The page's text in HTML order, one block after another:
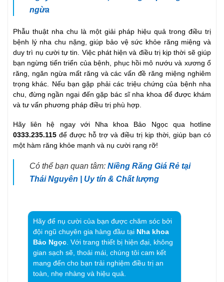
ngừa
Phẫu thuật nha chu là một giải pháp hiệu quả trong điều trị
bệnh lý nha chu nặng, giúp bảo vệ sức khỏe răng miệng và
duy trì nụ cười tự tin. Việc phát hiện và điều trị kịp thời sẽ giúp
bạn ngừng tiến triển của bệnh, phục hồi mô nướu và xương ổ
răng, ngăn ngừa mất răng và các vấn đề răng miệng nghiêm
trọng khác. Nếu bạn gặp phải các triệu chứng của bệnh nha
chu, đừng ngần ngại đến gặp bác sĩ nha khoa để được khám
và tư vấn phương pháp điều trị phù hợp.
Hãy liên hệ ngay với Nha khoa Bảo Ngọc qua hotline
0333.235.115 để được hỗ trợ và điều trị kịp thời, giúp bạn có
một hàm răng khỏe mạnh và nụ cười rạng rỡ!
Có thể bạn quan tâm: Niềng Răng Giá Rẻ tại
Thái Nguyên | Uy tín & Chất lượng
Hãy để nụ cười của bạn được chăm sóc bởi
đội ngũ chuyên gia hàng đầu tại Nha khoa
Bảo Ngọc . Với trang thiết bị hiện đại, không
gian sạch sẽ, thoải mái, chúng tôi cam kết
mang đến cho bạn trải nghiệm điều trị an
toàn, nhẹ nhàng và hiệu quả.